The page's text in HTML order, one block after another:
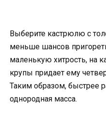
Выберите кастрюлю с
меньше шансов
маленькую хитрость, на
крупы придает ему
Таким образом, быстрее
однородная масса.